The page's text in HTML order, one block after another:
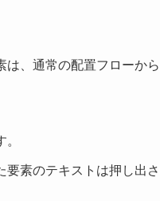
、通常の配置フローから
要素のテキストは押し出